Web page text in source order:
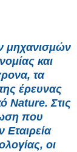
μηχανισμών
και
τα
έρευνας
Nature. Στις
που
οι